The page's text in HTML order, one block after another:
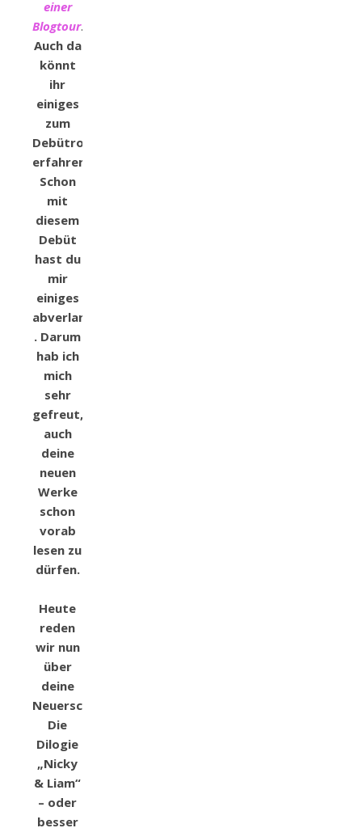
einer
Blogtour.
Auch da
könnt
ihr
einiges
zum
Debütroman
erfahren.
Schon
mit
diesem
Debüt
hast du
mir
einiges
abverlangt
. Darum
hab ich
mich
sehr
gefreut,
auch
deine
neuen
Werke
schon
vorab
lesen zu
dürfen.
Heute
reden
wir nun
über
deine
Neuerscheinung.
Die
Dilogie
„Nicky
& Liam“
– oder
besser